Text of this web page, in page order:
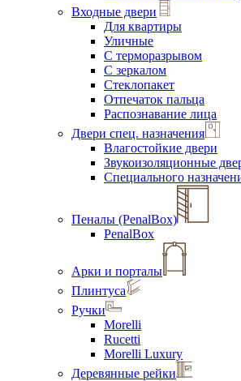
Входные двери
Для квартиры
Уличные
С терморазрывом
С зеркалом
Стеклопакет
Отпечаток пальца
Распознавание лица
Двери спец. назначения
Влагостойкие двери
Звукоизоляционные
Специального
Пеналы (PenalBox)
PenalBox
Арки и порталы
Плинтуса
Ручки
Morelli
Rucetti
Morelli Luxury
Деревянные рейки